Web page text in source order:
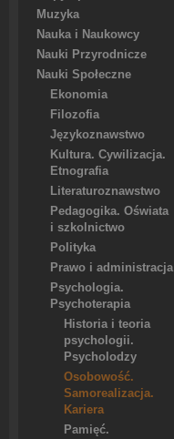
Muzyka
Nauka i Naukowcy
Nauki Przyrodnicze
Nauki Społeczne
Ekonomia
Filozofia
Językoznawstwo
Kultura. Cywilizacja.
Etnografia
Literaturoznawstwo
Pedagogika. Oświata
i szkolnictwo
Polityka
Prawo i administracja
Psychologia.
Psychoterapia
Historia i teoria
psychologii.
Psycholodzy
Osobowość.
Samorealizacja.
Kariera
Pamięć.